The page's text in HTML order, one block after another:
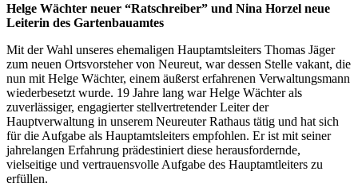
Helge Wächter neuer “Ratschreiber” und Nina Horzel neue
Leiterin des Gartenbauamtes
Mit der Wahl unseres ehemaligen Hauptamtsleiters Thomas Jäger
zum neuen Ortsvorsteher von Neureut, war dessen Stelle vakant, die
nun mit Helge Wächter, einem äußerst erfahrenen Verwaltungsmann
wiederbesetzt wurde. 19 Jahre lang war Helge Wächter als
zuverlässiger, engagierter stellvertretender Leiter der
Hauptverwaltung in unserem Neureuter Rathaus tätig und hat sich
für die Aufgabe als Hauptamtsleiters empfohlen. Er ist mit seiner
jahrelangen Erfahrung prädestiniert diese herausfordernde,
vielseitige und vertrauensvolle Aufgabe des Hauptamtleiters zu
erfüllen.